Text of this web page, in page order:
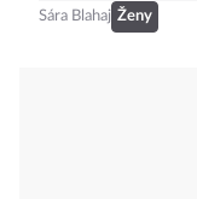
Sára Blahaj Ženy